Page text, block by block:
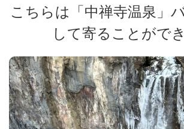
こちらは「中禅寺温泉」
して寄ることがで